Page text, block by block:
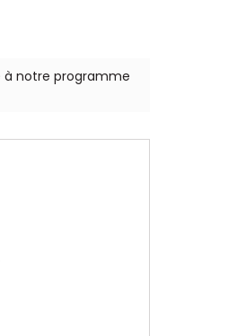
à notre programme